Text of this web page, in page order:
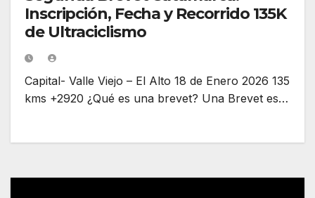
Inscripción, Fecha y Recorrido 135K
de Ultraciclismo
Capital- Valle Viejo – El Alto 18 de Enero 2026 135
kms +2920 ¿Qué es una brevet? Una Brevet es…